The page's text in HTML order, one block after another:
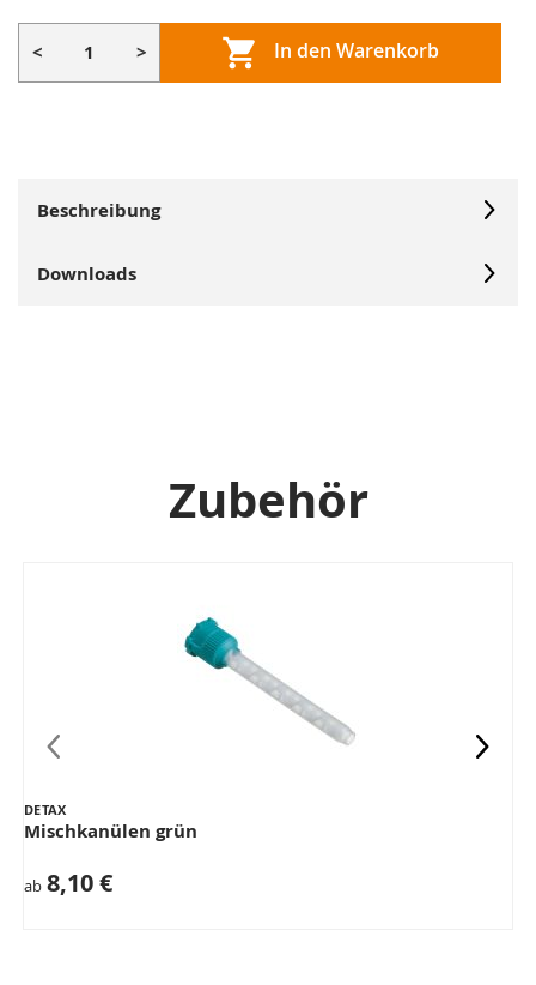
< > In den Warenkorb
Beschreibung
Downloads
Zubehör
DETAX
Mischkanülen grün
ab 8,10 €